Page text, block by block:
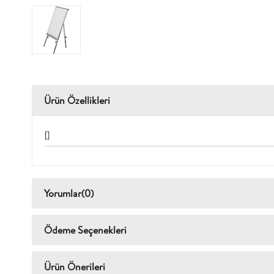
Ürün Özellikleri
[]
Yorumlar(0)
Ödeme Seçenekleri
Ürün Önerileri